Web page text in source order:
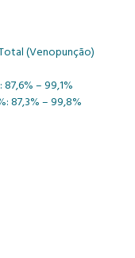
(Venopunção)
– 99,1%
87,3% – 99,8%